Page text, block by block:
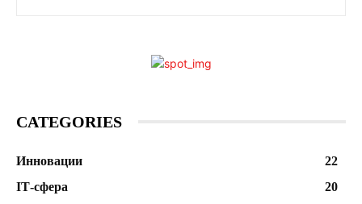
CATEGORIES
Инновации
22
ІТ-сфера
20